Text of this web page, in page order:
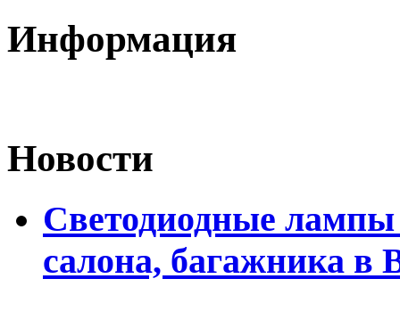
Информация
Новости
Светодиодные лампы
салона, багажника в